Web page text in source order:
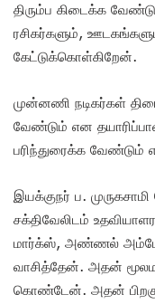
திரும்ப கிடைக்க
ரசிகர்களும்,
கேட்டுக்கொள்கிறேன்.
முன்னணி நடிகர்கள்
வேண்டும் என
பரிந்துரைக்க
இயக்குநர் ப.
சக்திவேலிடம்
மார்க்ஸ், அண்ணல்
வாசித்தேன். அதன்
கொண்டேன். அதன்